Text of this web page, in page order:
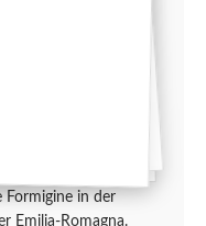
Formigine in der
Emilia-Romagna.